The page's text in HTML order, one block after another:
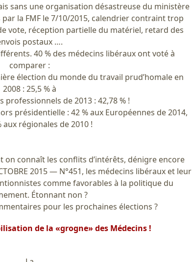
sans une organisation désastreuse du ministère
la FMF le 7/10/2015, calendrier contraint trop
vote, réception partielle du matériel, retard des
postaux ….
40 % des médecins libéraux ont voté à
comparer :
élection du monde du travail prud’homale en
2008 : 25,5 % à
professionnels de 2013 : 42,78 % !
présidentielle : 42 % aux Européennes de 2014,
aux régionales de 2010 !
on connaît les conflits d’intérêts, dénigre encore
2015 — N°451, les médecins libéraux et leur
comme favorables à la politique du
Étonnant non ?
pour les prochaines élections ?
de la «grogne» des Médecins !